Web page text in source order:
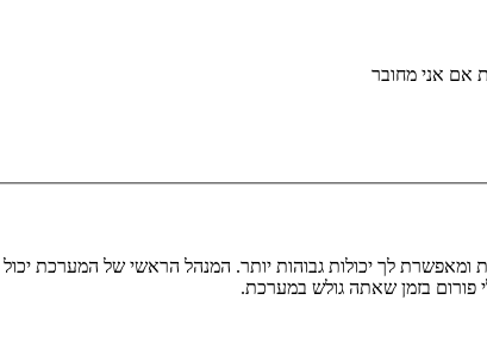
אם אני מחובר
לך יכולות גבוהות יותר. המנהל הראשי של המערכת
פורום בזמן שאתה גולש במערכת.